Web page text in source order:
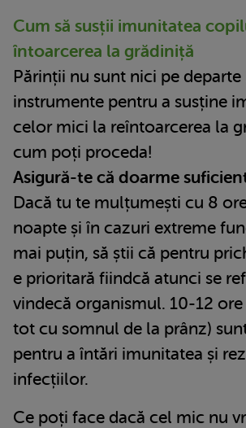
Cum să susții imunitatea
întoarcerea la grădiniță
Părinții nu sunt nici pe
instrumente pentru a susține
celor mici la reîntoarcerea la
cum poți proceda!
Asigură-te că doarme
Dacă tu te mulțumești cu 8
noapte și în cazuri extreme
mai puțin, să știi că pentru
e prioritară fiindcă atunci se
vindecă organismul. 10-12
tot cu somnul de la prânz)
pentru a întări imunitatea și
infecțiilor.
Ce poți face dacă cel mic nu